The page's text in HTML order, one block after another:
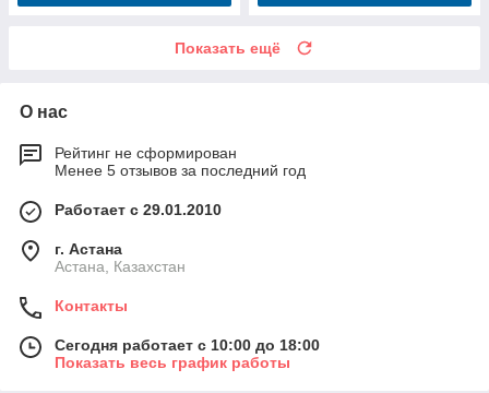
Показать ещё
О нас
Рейтинг не сформирован
Менее 5 отзывов за последний год
Работает с 29.01.2010
г. Астана
Астана, Казахстан
Контакты
Сегодня работает с 10:00 до 18:00
Показать весь график работы